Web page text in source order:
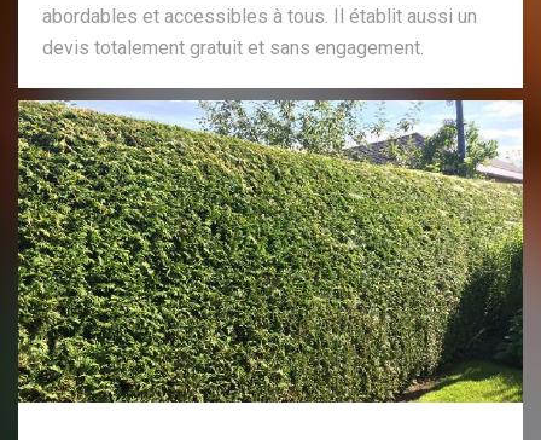
abordables et accessibles à tous. Il établit aussi un
devis totalement gratuit et sans engagement.